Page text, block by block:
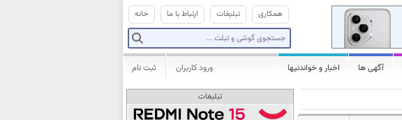
خانه ارتباط با ما تبلیغات همکاری
آگهی ها اخبار و خواندنیها ثبت نام ورود کاربران
تبلیغات